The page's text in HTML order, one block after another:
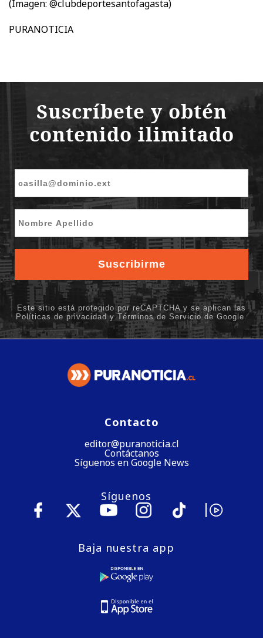
(Imagen: @clubdeportesantofagasta)
PURANOTICIA
Contacto
editor@puranoticia.cl
Contáctanos
Síguenos en Google News
Síguenos
Baja nuestra app